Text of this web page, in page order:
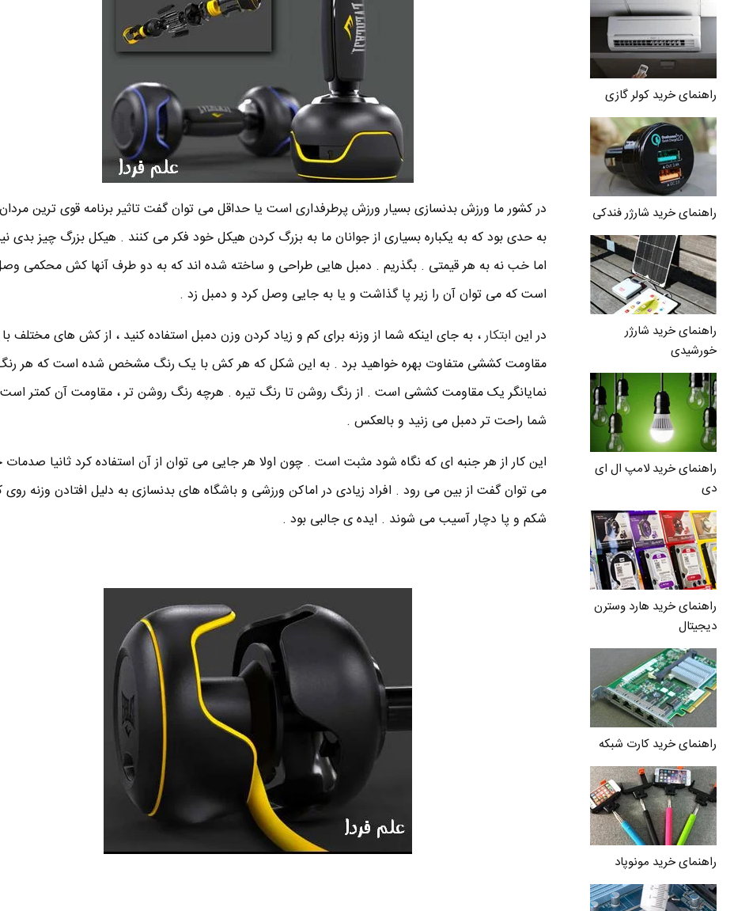
راهنمای خرید کولر گازی
راهنمای خرید شارژر فندکی
راهنمای خرید شارژر
خورشیدی
راهنمای خرید لامپ ال ای
دی
راهنمای خرید هارد وسترن
دیجیتال
راهنمای خرید کارت شبکه
راهنمای خرید مونوپاد
در کشور ما ورزش بدنسازی بسیار ورزش پرطرفداری است یا حداقل می توان گفت تاثیر برنامه قوی ترین مردان
به حدی بود که به یکباره بسیاری از جوانان ما به بزرگ کردن هیکل خود فکر می کنند . هیکل بزرگ چیز بدی
اما خب نه به هر قیمتی . بگذریم . دمبل هایی طراحی و ساخته شده اند که به دو طرف آنها کش محکمی
است که می توان آن را زیر پا گذاشت و یا به جایی وصل کرد و دمبل زد .
در این ابتکار، به جای اینکه شما از وزنه برای کم و زیاد کردن وزن دمبل استفاده کنید ، از کش های مختلف با
مقاومت کششی متفاوت بهره خواهید برد . به این شکل که هر کش با یک رنگ مشخص شده است که هر
نمایانگر یک مقاومت کششی است . از رنگ روشن تا رنگ تیره . هرچه رنگ روشن تر ، مقاومت آن کمتر
شما راحت تر دمبل می زنید و بالعکس .
این کار از هر جنبه ای که نگاه شود مثبت است . چون اولا هر جایی می توان از آن استفاده کرد ثانیا صدمات
می توان گفت از بین می رود . افراد زیادی در اماکن ورزشی و باشگاه های بدنسازی به دلیل افتادن وزنه روی
شکم و پا دچار آسیب می شوند . ایده ی جالبی بود .